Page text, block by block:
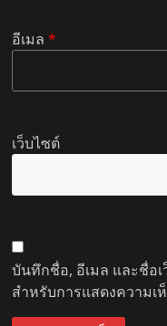
อีเมล*
เว็บไซต์
บันทึกชื่อ, อีเมล และชื่อ
สำหรับการแสดงความเ